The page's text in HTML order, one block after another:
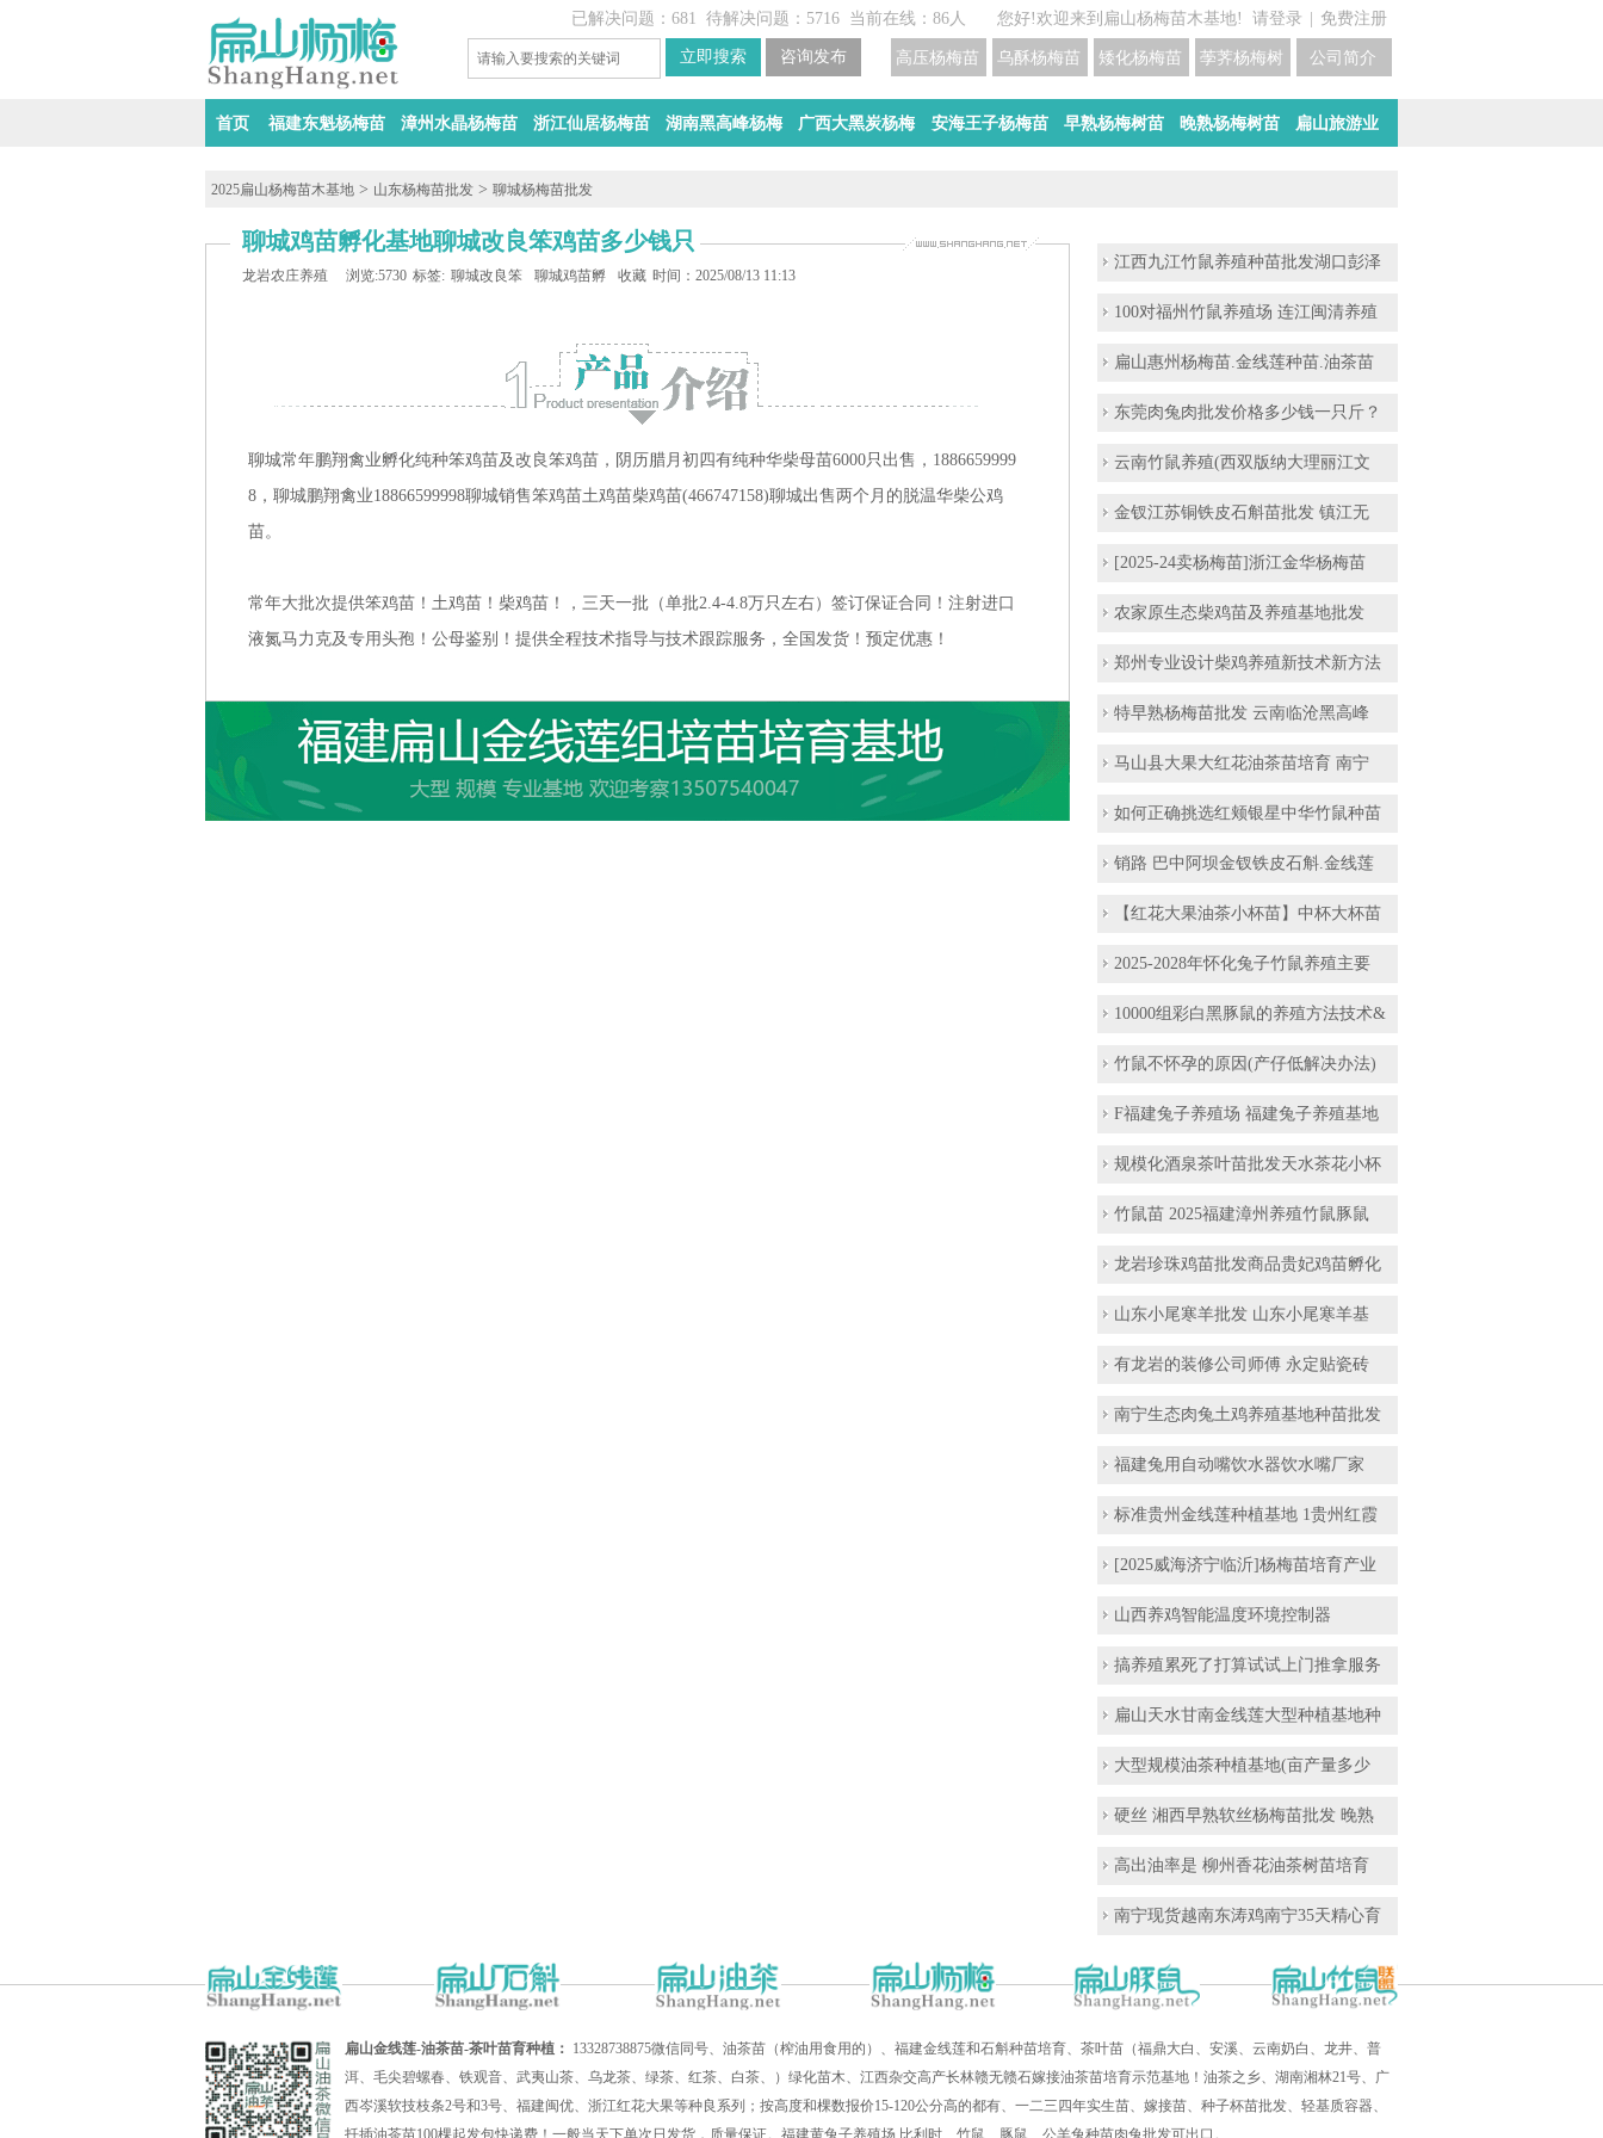
您好!欢迎来到扁山杨梅苗木基地! 请登录 免费注册
已解决问题：681 待解决问题：5716 当前在线：86人
公司简介
荸荠杨梅树苗培育
矮化杨梅苗价格
乌酥杨梅苗培育基地
高压杨梅苗
首页 福建东魁杨梅苗 漳州水晶杨梅苗 浙江仙居杨梅苗 湖南黑高峰杨梅 广西大黑炭杨梅 安海王子杨梅苗 早熟杨梅树苗 晚熟杨梅树苗 扁山旅游业
2025扁山杨梅苗木基地 > 山东杨梅苗批发 > 聊城杨梅苗批发
聊城鸡苗孵化基地聊城改良笨鸡苗多少钱只
龙岩农庄养殖 浏览:5730 标签: 聊城改良笨鸡苗多少钱只
聊城鸡苗孵化基地
收藏 时间：2025/08/13 11:13
聊城常年鹏翔禽业孵化纯种笨鸡苗及改良笨鸡苗，阴历腊月初四有纯种华柴母苗6000只出售，1886659999
8，聊城鹏翔禽业18866599998聊城销售笨鸡苗土鸡苗柴鸡苗(466747158)聊城出售两个月的脱温华柴公鸡
苗。
常年大批次提供笨鸡苗！土鸡苗！柴鸡苗！，三天一批（单批2.4-4.8万只左右）签订保证合同！注射进口
液氮马力克及专用头孢！公母鉴别！提供全程技术指导与技术跟踪服务，全国发货！预定优惠！
江西九江竹鼠养殖种苗批发湖口彭泽
100对福州竹鼠养殖场 连江闽清养殖
扁山惠州杨梅苗.金线莲种苗.油茶苗
东莞肉兔肉批发价格多少钱一只斤？
云南竹鼠养殖(西双版纳大理丽江文
金钗江苏铜铁皮石斛苗批发 镇江无
[2025-24卖杨梅苗]浙江金华杨梅苗
农家原生态柴鸡苗及养殖基地批发
郑州专业设计柴鸡养殖新技术新方法
特早熟杨梅苗批发 云南临沧黑高峰
马山县大果大红花油茶苗培育 南宁
如何正确挑选红颊银星中华竹鼠种苗
销路 巴中阿坝金钗铁皮石斛.金线莲
【红花大果油茶小杯苗】中杯大杯苗
2025-2028年怀化兔子竹鼠养殖主要
10000组彩白黑豚鼠的养殖方法技术&
竹鼠不怀孕的原因(产仔低解决办法)
F福建兔子养殖场 福建兔子养殖基地
规模化酒泉茶叶苗批发天水茶花小杯
竹鼠苗 2025福建漳州养殖竹鼠豚鼠
龙岩珍珠鸡苗批发商品贵妃鸡苗孵化
山东小尾寒羊批发 山东小尾寒羊基
有龙岩的装修公司师傅 永定贴瓷砖
南宁生态肉兔土鸡养殖基地种苗批发
福建兔用自动嘴饮水器饮水嘴厂家
标准贵州金线莲种植基地 1贵州红霞
[2025威海济宁临沂]杨梅苗培育产业
山西养鸡智能温度环境控制器
搞养殖累死了打算试试上门推拿服务
扁山天水甘南金线莲大型种植基地种
大型规模油茶种植基地(亩产量多少
硬丝 湘西早熟软丝杨梅苗批发 晚熟
高出油率是 柳州香花油茶树苗培育
南宁现货越南东涛鸡南宁35天精心育
扁山金线莲-油茶苗-茶叶苗育种植： 13328738875微信同号、油茶苗（榨油用食用的）、福建金线莲和石斛种苗培育、茶叶苗（福鼎大白、安溪、云南奶白、龙井、普
洱、毛尖碧螺春、铁观音、武夷山茶、乌龙茶、绿茶、红茶、白茶、）绿化苗木、江西杂交高产长林赣无赣石嫁接油茶苗培育示范基地！油茶之乡、湖南湘林21号、广
西岑溪软技枝条2号和3号、福建闽优、浙江红花大果等种良系列；按高度和棵数报价15-120公分高的都有、一二三四年实生苗、嫁接苗、种子杯苗批发、轻基质容器、
扦插油茶苗100棵起发包快递费！一般当天下单次日发货，质量保证。福建黄兔子养殖场,比利时、竹鼠、豚鼠、公羊兔种苗肉兔批发可出口。